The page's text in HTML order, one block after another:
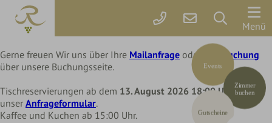
Liebe Rebstock Gäste,
wir machen eine kleine Pause im Hotel und Restaurant
bis Mittwoch, 12. August 2026
Gerne freuen Wir uns über Ihre Mailanfrage oder Ihre
Buchung
über unsere Buchungsseite.
Tischreservierungen ab dem 13. August 2026 18:00 Uhr über
unser Anfrageformular.
Kaffee und Kuchen ab 15:00 Uhr.
Menü
Events
Zimmer
buchen
Gutscheine
Der
Rebstock
&
Preise